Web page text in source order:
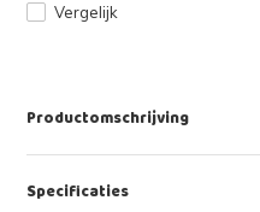
Vergelijk
Productomschrijving
Specificaties